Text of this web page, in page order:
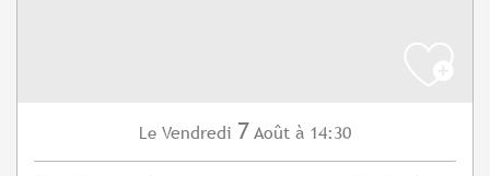
Le Vendredi 7 Août à 14:30